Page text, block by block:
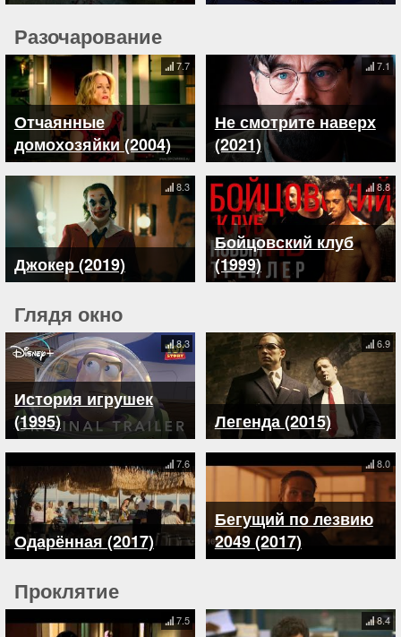
Разочарование
Отчаянные
домохозяйки (2004)
7.7
Не смотрите наверх
(2021)
7.1
Джокер (2019)
8.3
Бойцовский клуб
(1999)
8.8
Глядя окно
История игрушек
(1995)
8.3
Легенда (2015)
6.9
Одарённая (2017)
7.6
Бегущий по лезвию
2049 (2017)
8.0
Проклятие
7.5 8.4